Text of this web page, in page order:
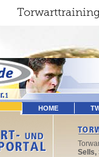
HOME
Sells,